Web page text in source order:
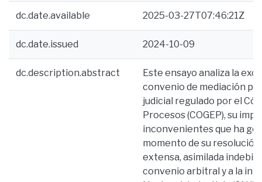
dc.date.available 2025-03-27T07:46:21Z
dc.date.issued 2024-10-09
dc.description.abstract
Este ensayo analiza la
convenio de mediación
judicial regulado por el
Procesos (COGEP), su
inconvenientes que ha
momento de su
extensa, asimilada
convenio arbitral y a la